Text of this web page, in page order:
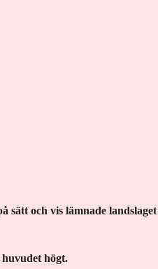
sätt och vis lämnade landslaget
högt.